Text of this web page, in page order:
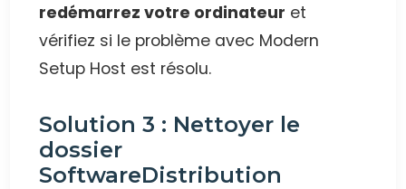
redémarrez votre ordinateur et
vérifiez si le problème avec Modern
Setup Host est résolu.
Solution 3 : Nettoyer le
dossier
SoftwareDistribution